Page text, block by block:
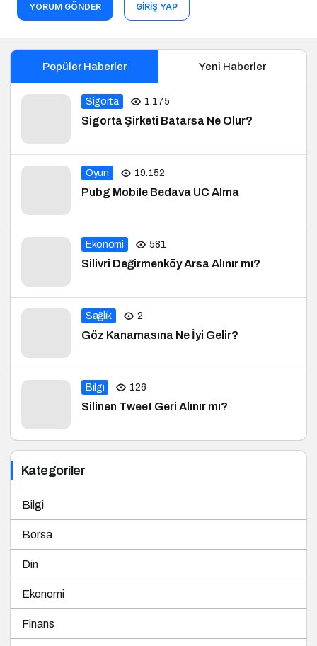
YORUM GÖNDER GIRIŞ YAP
Popüler Haberler Yeni Haberler
Sigorta 1.175
Sigorta Şirketi Batarsa Ne Olur?
Oyun 19.152
Pubg Mobile Bedava UC Alma
Ekonomi 581
Silivri Değirmenköy Arsa Alınır mı?
Sağlık 2
Göz Kanamasına Ne İyi Gelir?
Bilgi 126
Silinen Tweet Geri Alınır mı?
Kategoriler
Bilgi
Borsa
Din
Ekonomi
Finans